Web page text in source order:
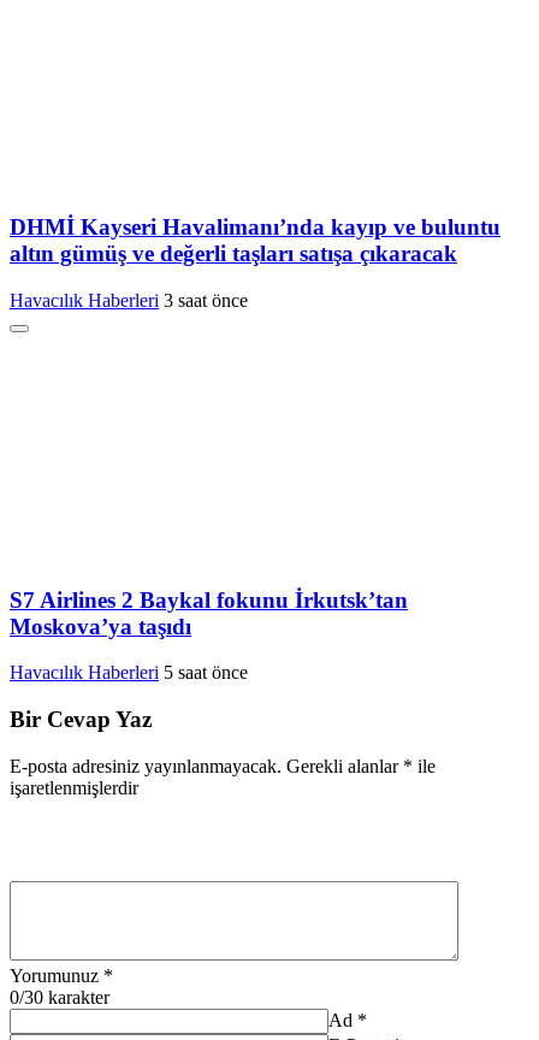
DHMİ Kayseri Havalimanı’nda kayıp ve buluntu
altın gümüş ve değerli taşları satışa çıkaracak
Havacılık Haberleri 3 saat önce
S7 Airlines 2 Baykal fokunu İrkutsk’tan
Moskova’ya taşıdı
Havacılık Haberleri 5 saat önce
Bir Cevap Yaz
E-posta adresiniz yayınlanmayacak. Gerekli alanlar * ile
işaretlenmişlerdir
Yorumunuz *
0/30 karakter
Ad *